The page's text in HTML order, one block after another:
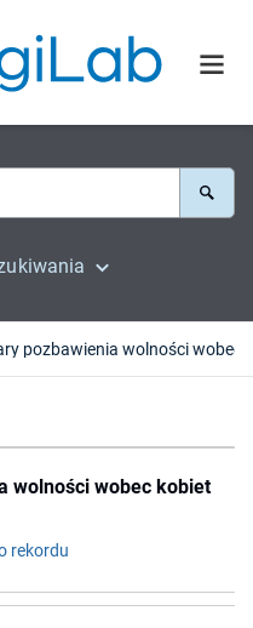
wolności wobec kobiet
rekordu